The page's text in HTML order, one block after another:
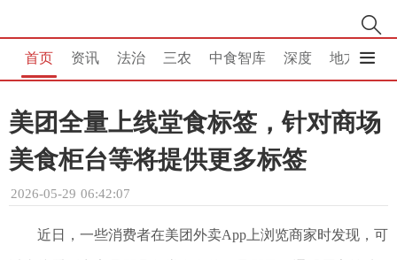
首页 资讯 法治 三农 中食智库 深度 地方
美团全量上线堂食标签，针对商场
美食柜台等将提供更多标签
2026-05-29 06:42:07
近日，一些消费者在美团外卖App上浏览商家时发现，可